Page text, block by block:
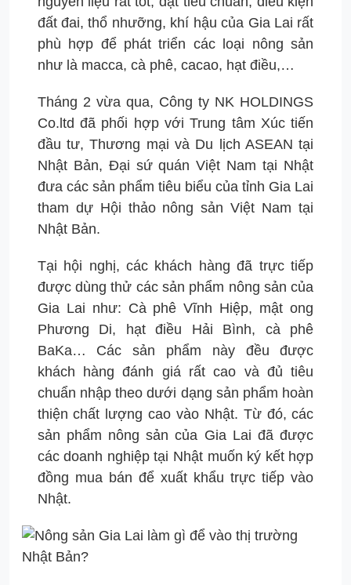
đất đai, thổ nhưỡng, khí hậu của Gia Lai rất
phù hợp để phát triển các loại nông sản
như là macca, cà phê, cacao, hạt điều,…
Tháng 2 vừa qua, Công ty NK HOLDINGS
Co.ltd đã phối hợp với Trung tâm Xúc tiến
đầu tư, Thương mại và Du lịch ASEAN tại
Nhật Bản, Đại sứ quán Việt Nam tại Nhật
đưa các sản phẩm tiêu biểu của tỉnh Gia Lai
tham dự Hội thảo nông sản Việt Nam tại
Nhật Bản.
Tại hội nghị, các khách hàng đã trực tiếp
được dùng thử các sản phẩm nông sản của
Gia Lai như: Cà phê Vĩnh Hiệp, mật ong
Phương Di, hạt điều Hải Bình, cà phê
BaKa… Các sản phẩm này đều được
khách hàng đánh giá rất cao và đủ tiêu
chuẩn nhập theo dưới dạng sản phẩm hoàn
thiện chất lượng cao vào Nhật. Từ đó, các
sản phẩm nông sản của Gia Lai đã được
các doanh nghiệp tại Nhật muốn ký kết hợp
đồng mua bán để xuất khẩu trực tiếp vào
Nhật.